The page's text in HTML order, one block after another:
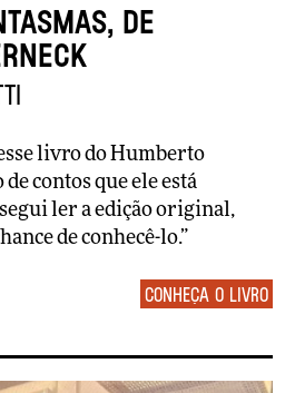
de
livro do Humberto
contos que ele está
ler a edição original,
de conhecê-lo.”
Conheça o livro